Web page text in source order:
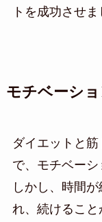
トを成功させま
モチベーシ
ダイエットと
で、モチベーシ
しかし、時間
れ、続けること